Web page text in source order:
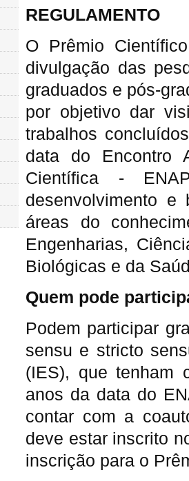
REGULAMENTO
O Prêmio
divulgação das
graduados e pós-
por objetivo dar
trabalhos
data do Encontro
Científica -
desenvolvimento e
áreas do
Engenharias,
Biológicas e da
Quem pode
Podem participar
sensu e stricto
(IES), que tenham
anos da data do
contar com a
deve estar inscrito
inscrição para o